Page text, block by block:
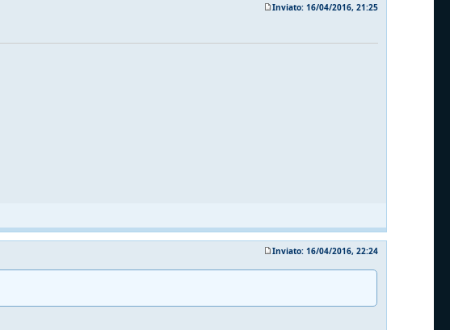
Inviato: 16/04/2016, 21:25
Inviato: 16/04/2016, 22:24